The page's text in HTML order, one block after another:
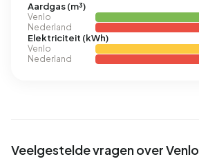
Aardgas (m³)
Venlo
Nederland
Elektriciteit (kWh)
Venlo
Nederland
Veelgestelde vragen over Venlo